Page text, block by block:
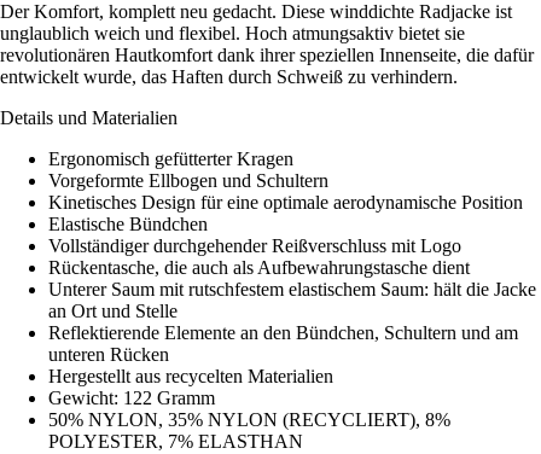
Der Komfort, komplett neu gedacht. Diese winddichte Radjacke ist
unglaublich weich und flexibel. Hoch atmungsaktiv bietet sie
revolutionären Hautkomfort dank ihrer speziellen Innenseite, die dafür
entwickelt wurde, das Haften durch Schweiß zu verhindern.
Details und Materialien
Ergonomisch gefütterter Kragen
Vorgeformte Ellbogen und Schultern
Kinetisches Design für eine optimale aerodynamische Position
Elastische Bündchen
Vollständiger durchgehender Reißverschluss mit Logo
Rückentasche, die auch als Aufbewahrungstasche dient
Unterer Saum mit rutschfestem elastischem Saum: hält die Jacke
an Ort und Stelle
Reflektierende Elemente an den Bündchen, Schultern und am
unteren Rücken
Hergestellt aus recycelten Materialien
Gewicht: 122 Gramm
50% NYLON, 35% NYLON (RECYCLIERT), 8%
POLYESTER, 7% ELASTHAN